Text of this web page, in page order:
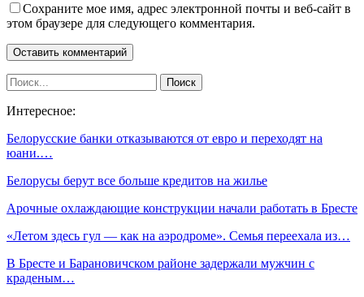
Сохраните мое имя, адрес электронной почты и веб-сайт в
этом браузере для следующего комментария.
Интересное:
Белорусские банки отказываются от евро и переходят на
юани.…
Белорусы берут все больше кредитов на жилье
Арочные охлаждающие конструкции начали работать в Бресте
«Летом здесь гул — как на аэродроме». Семья переехала из…
В Бресте и Барановичском районе задержали мужчин с
краденым…